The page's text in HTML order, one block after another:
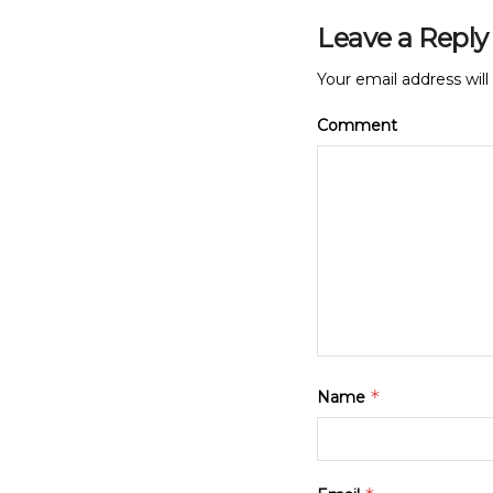
Leave a Reply
Your email address
Comment
Name *